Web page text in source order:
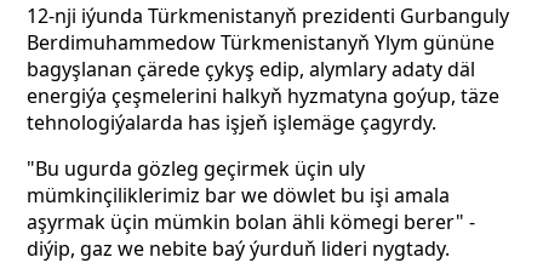
12-nji iýunda Türkmenistanyň prezidenti Gurbanguly
Berdimuhammedow Türkmenistanyň Ylym gününe
bagyşlanan çärede çykyş edip, alymlary adaty däl
energiýa çeşmelerini halkyň hyzmatyna goýup, täze
tehnologiýalarda has işjeň işlemäge çagyrdy.
"Bu ugurda gözleg geçirmek üçin uly
mümkinçiliklerimiz bar we döwlet bu işi amala
aşyrmak üçin mümkin bolan ähli kömegi berer" -
diýip, gaz we nebite baý ýurduň lideri nygtady.